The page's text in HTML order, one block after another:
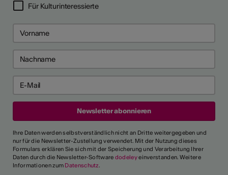
Für Kulturinteressierte
Ihre Daten werden selbstverständlich nicht an Dritte weitergegeben und
nur für die Newsletter-Zustellung verwendet. Mit der Nutzung dieses
Formulars erklären Sie sich mit der Speicherung und Verarbeitung Ihrer
Daten durch die Newsletter-Software dodeleyeinverstanden. Weitere
Informationen zum Datenschutz.